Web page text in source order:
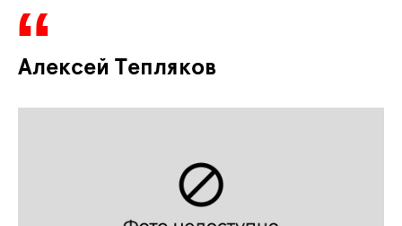
Алексей Тепляков